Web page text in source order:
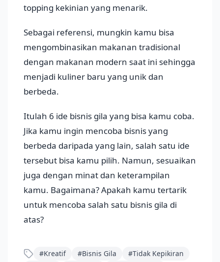
topping kekinian yang menarik.
Sebagai referensi, mungkin kamu bisa
mengombinasikan makanan tradisional
dengan makanan modern saat ini sehingga
menjadi kuliner baru yang unik dan
berbeda.
Itulah 6 ide bisnis gila yang bisa kamu coba.
Jika kamu ingin mencoba bisnis yang
berbeda daripada yang lain, salah satu ide
tersebut bisa kamu pilih. Namun, sesuaikan
juga dengan minat dan keterampilan
kamu. Bagaimana? Apakah kamu tertarik
untuk mencoba salah satu bisnis gila di
atas?
#Kreatif #Bisnis Gila #Tidak Kepikiran